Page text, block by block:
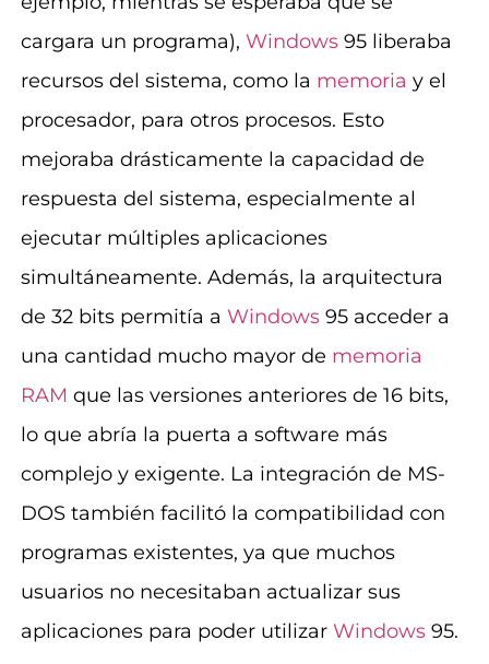
cargara un programa), Windows95 liberaba
recursos del sistema, como la memoria y el
procesador, para otros procesos. Esto
mejoraba drásticamente la capacidad de
respuesta del sistema, especialmente al
ejecutar múltiples aplicaciones
simultáneamente. Además, la arquitectura
de 32 bits permitía a Windows95 acceder a
una cantidad mucho mayor de memoria
RAM que las versiones anteriores de 16 bits,
lo que abría la puerta a software más
complejo y exigente. La integración de MS-
DOS también facilitó la compatibilidad con
programas existentes, ya que muchos
usuarios no necesitaban actualizar sus
aplicaciones para poder utilizar Windows95.